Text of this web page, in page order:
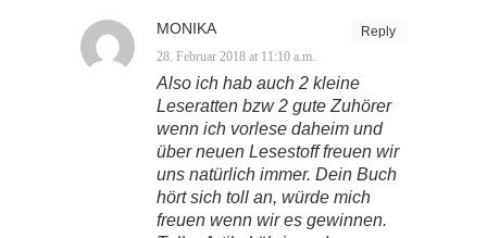
Reply
MONIKA
28. Februar 2018 at 11:10 a.m.
Also ich hab auch 2 kleine
Leseratten bzw 2 gute Zuhörer
wenn ich vorlese daheim und
über neuen Lesestoff freuen wir
uns natürlich immer. Dein Buch
hört sich toll an, würde mich
freuen wenn wir es gewinnen.